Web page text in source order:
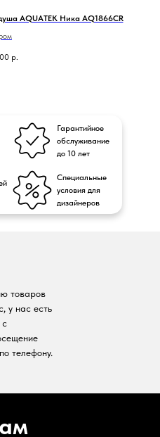
AQUATEK Ника AQ1866CR
р.
Гарантийное
обслуживание
до 10 лет
Специальные
условия для
дизайнеров
товаров
у нас есть
с
телефону.